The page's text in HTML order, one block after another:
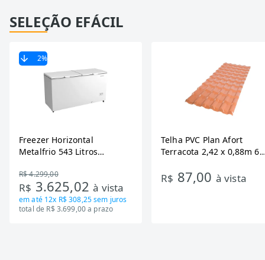
SELEÇÃO EFÁCIL
2%
Freezer Horizontal
Metalfrio 543 Litros
Tecnologia Inverter, Branco,
Bivolt
R$ 4.299,00
R$ 3.625,02à vista
em até 12x R$ 308,25sem juros
total de R$ 3.699,00 a prazo
Telha PVC Plan Afort
Terracota 2,42 x 0,88m 6
R$ 87,00 à vista